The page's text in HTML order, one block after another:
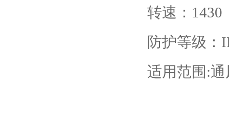
转速：1430
防护等级：
适用范围: